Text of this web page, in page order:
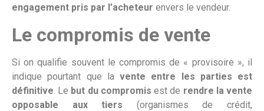
engagement pris par l’acheteur envers le vendeur.
Le compromis de vente
Si on qualifie souvent le compromis de « provisoire », il
indique pourtant que la vente entre les parties est
définitive. Le but du compromis est de rendre la vente
opposable aux tiers (organismes de crédit,